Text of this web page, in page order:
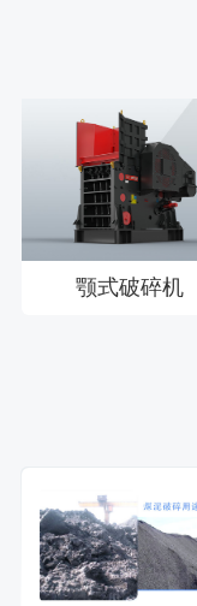
颚式破碎机